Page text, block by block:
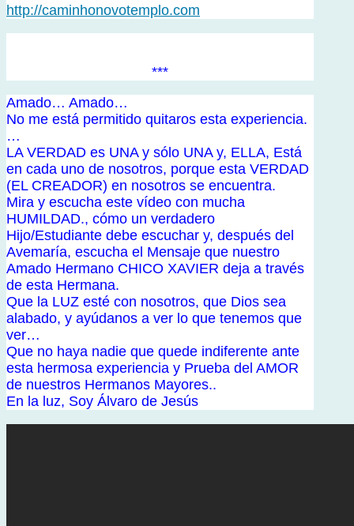
http://caminhonovotemplo.com
***
Amado… Amado…
No me está permitido quitaros esta experiencia.
…
LA VERDAD es UNA y sólo UNA y, ELLA, Está
en cada uno de nosotros, porque esta VERDAD
(EL CREADOR) en nosotros se encuentra.
Mira y escucha este vídeo con mucha
HUMILDAD., cómo un verdadero
Hijo/Estudiante debe escuchar y, después del
Avemaría, escucha el Mensaje que nuestro
Amado Hermano CHICO XAVIER deja a través
de esta Hermana.
Que la LUZ esté con nosotros, que Dios sea
alabado, y ayúdanos a ver lo que tenemos que
ver…
Que no haya nadie que quede indiferente ante
esta hermosa experiencia y Prueba del AMOR
de nuestros Hermanos Mayores..
En la luz, Soy Álvaro de Jesús